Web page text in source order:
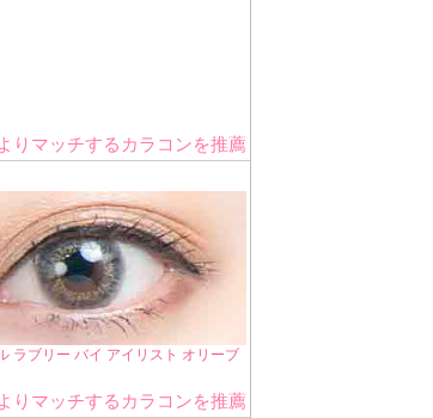
りマッチするカラコンを推薦
ラブリー バイ アイリスト オリーブ
りマッチするカラコンを推薦